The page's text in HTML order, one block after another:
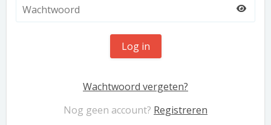
Log in
Wachtwoord vergeten?
Nog geen account? Registreren